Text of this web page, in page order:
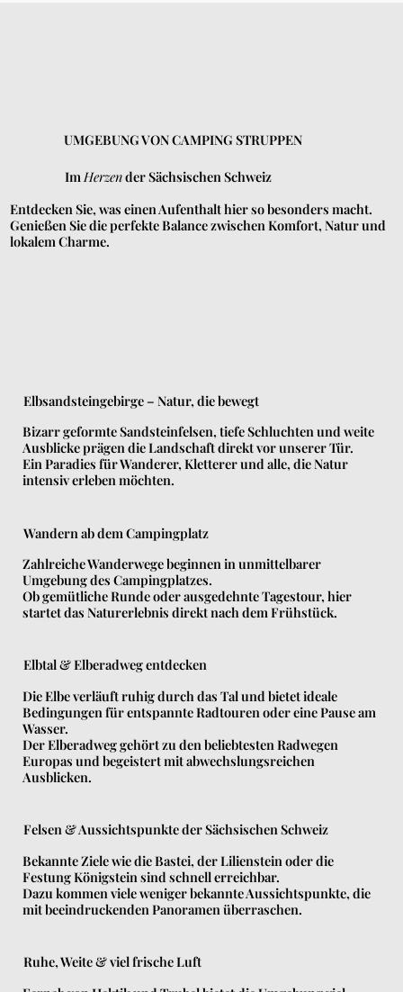
UMGEBUNG VON CAMPING STRUPPEN
ImHerzender Sächsischen Schweiz
Entdecken Sie, was einen Aufenthalt hier so besonders macht.
Genießen Sie die perfekte Balance zwischen Komfort, Natur und
lokalem Charme.
Elbsandsteingebirge – Natur, die bewegt
Bizarr geformte Sandsteinfelsen, tiefe Schluchten und weite
Ausblicke prägen die Landschaft direkt vor unserer Tür.
Ein Paradies für Wanderer, Kletterer und alle, die Natur
intensiv erleben möchten.
Wandern ab dem Campingplatz
Zahlreiche Wanderwege beginnen in unmittelbarer
Umgebung des Campingplatzes.
Ob gemütliche Runde oder ausgedehnte Tagestour, hier
startet das Naturerlebnis direkt nach dem Frühstück.
Elbtal & Elberadweg entdecken
Die Elbe verläuft ruhig durch das Tal und bietet ideale
Bedingungen für entspannte Radtouren oder eine Pause am
Wasser.
Der Elberadweg gehört zu den beliebtesten Radwegen
Europas und begeistert mit abwechslungsreichen
Ausblicken.
Felsen & Aussichtspunkte der Sächsischen Schweiz
Bekannte Ziele wie die Bastei, der Lilienstein oder die
Festung Königstein sind schnell erreichbar.
Dazu kommen viele weniger bekannte Aussichtspunkte, die
mit beeindruckenden Panoramen überraschen.
Ruhe, Weite & viel frische Luft